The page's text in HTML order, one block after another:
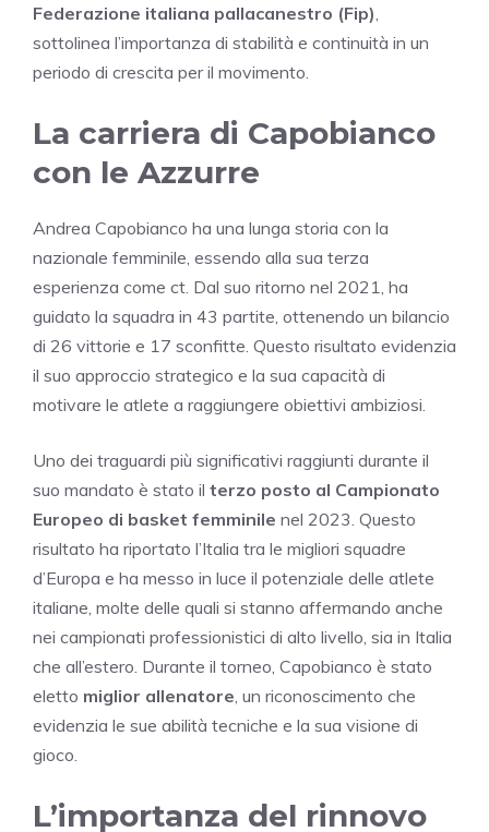
Federazione italiana pallacanestro (Fip)
sottolinea l’importanza di stabilità e continuità in un
periodo di crescita per il movimento.
La carriera di Capobianco
con le Azzurre
Andrea Capobianco ha una lunga storia con la
nazionale femminile, essendo alla sua terza
esperienza come ct. Dal suo ritorno nel 2021, ha
guidato la squadra in 43 partite, ottenendo un bilancio
di 26 vittorie e 17 sconfitte. Questo risultato evidenzia
il suo approccio strategico e la sua capacità di
motivare le atlete a raggiungere obiettivi ambiziosi.
Uno dei traguardi più significativi raggiunti durante il
suo mandato è stato il terzo posto al Campionato
Europeo di basket femminile nel 2023. Questo
risultato ha riportato l’Italia tra le migliori squadre
d’Europa e ha messo in luce il potenziale delle atlete
italiane, molte delle quali si stanno affermando anche
nei campionati professionistici di alto livello, sia in Italia
che all’estero. Durante il torneo, Capobianco è stato
eletto miglior allenatore , un riconoscimento che
evidenzia le sue abilità tecniche e la sua visione di
gioco.
L’importanza del rinnovo